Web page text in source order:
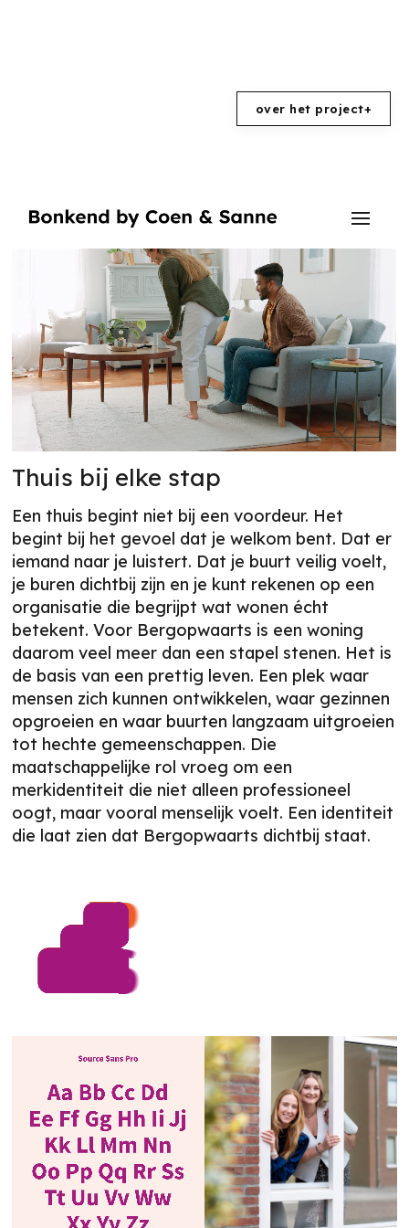
Thuis bij elke stap
Een thuis begint niet bij een voordeur. Het
begint bij het gevoel dat je welkom bent. Dat er
iemand naar je luistert. Dat je buurt veilig voelt,
je buren dichtbij zijn en je kunt rekenen op een
organisatie die begrijpt wat wonen écht
betekent. Voor Bergopwaarts is een woning
daarom veel meer dan een stapel stenen. Het is
de basis van een prettig leven. Een plek waar
mensen zich kunnen ontwikkelen, waar gezinnen
opgroeien en waar buurten langzaam uitgroeien
tot hechte gemeenschappen. Die
maatschappelijke rol vroeg om een
merkidentiteit die niet alleen professioneel
oogt, maar vooral menselijk voelt. Een identiteit
die laat zien dat Bergopwaarts dichtbij staat.
over het project+